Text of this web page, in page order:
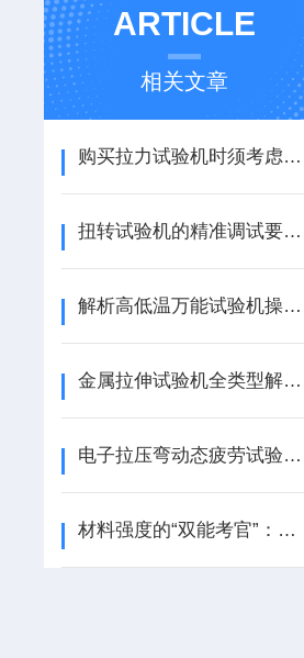
ARTICLE
相关文章
购买拉力试验机时须考虑的问题
扭转试验机的精准调试要哪些流程
解析高低温万能试验机操作注意事项
金属拉伸试验机全类型解析：从液压到电液伺服，如何精准选型？
电子拉压弯动态疲劳试验机技术参数与选型考量
材料强度的“双能考官”：电液伺服电子万能试验机的硬核实力